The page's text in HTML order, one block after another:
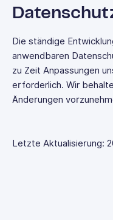
Die ständige
anwendbaren
zu Zeit Anpassungen
erforderlich. Wir
Änderungen
Letzte Aktualisierung: